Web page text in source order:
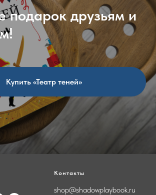
подарок друзьям и
Купить «Театр теней»
Контакты
shop@shadowplaybook.ru